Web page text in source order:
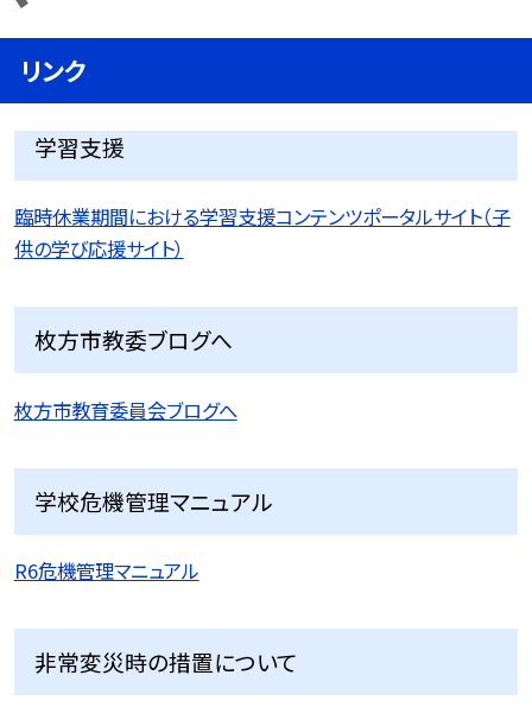
リンク
学習支援
臨時休業期間における学習支援コンテンツポータルサイト（子
供の学び応援サイト）
枚方市教委ブログへ
枚方市教育委員会ブログへ
学校危機管理マニュアル
R6危機管理マニュアル
非常変災時の措置について